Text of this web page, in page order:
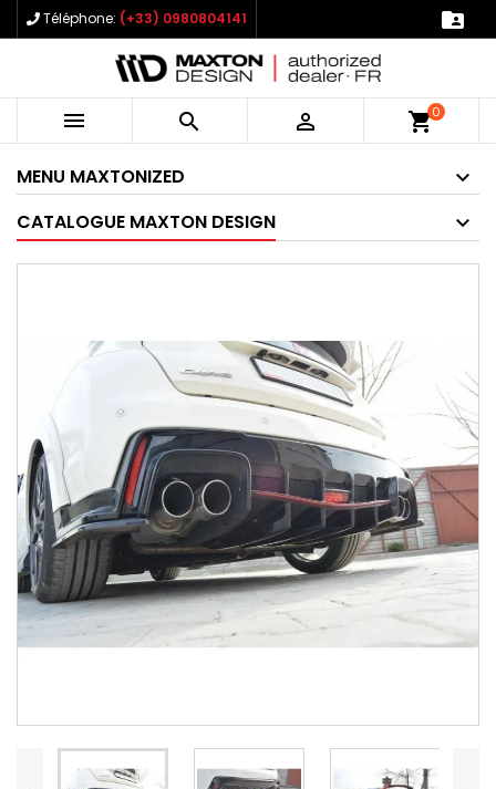
Téléphone: (+33) 0980804141 
   shopping_cart0
MENU MAXTONIZED
CATALOGUE MAXTON DESIGN